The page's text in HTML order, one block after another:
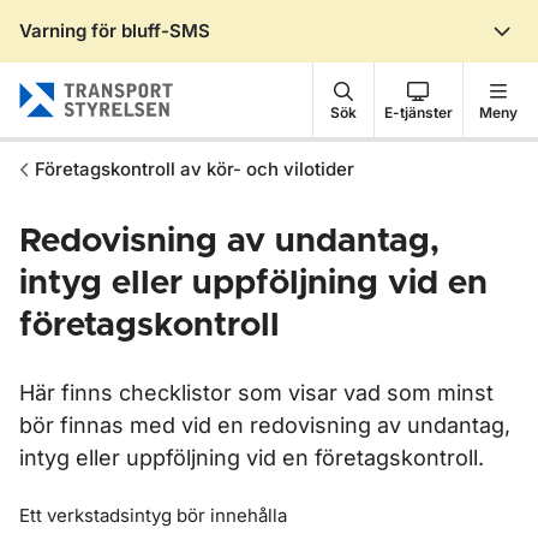
Varning för bluff-SMS
Sök E-tjänster Meny
Företagskontroll av kör- och vilotider
Redovisning av undantag,
intyg eller uppföljning vid en
företagskontroll
Här finns checklistor som visar vad som minst
bör finnas med vid en redovisning av undantag,
intyg eller uppföljning vid en företagskontroll.
Ett verkstadsintyg bör innehålla